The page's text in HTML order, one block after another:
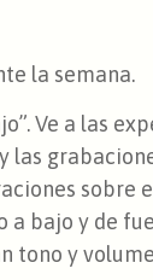
la semana.
Ve a las
las
sobre
a bajo y de
tono y